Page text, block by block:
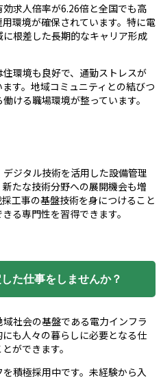
求人倍率が6.26倍と全国でも高
環境が確保されています。特に電
根差した長期的なキャリア形成
環境も良好で、通勤ストレスが
す。地域コミュニティとの結びつ
ける職場環境が整っています。
ジタル技術を活用した設備管理
たな技術分野への展開機会も増
工事の基盤技術を身につけること
る専門性を習得できます。
た仕事をしませんか？
社会の基盤である電力インフラ
も人々の暮らしに必要となる仕
ができます。
積極採用中です。未経験から入